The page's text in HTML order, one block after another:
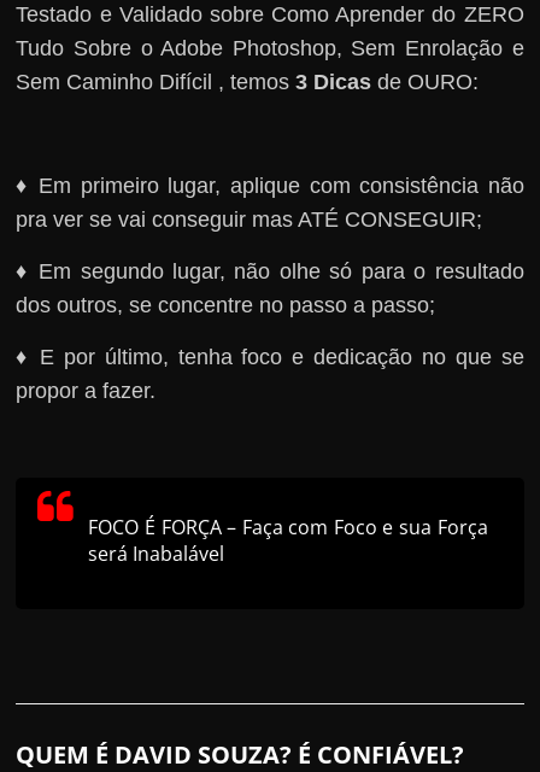
Testado e Validado sobre Como Aprender do ZERO
Tudo Sobre o Adobe Photoshop, Sem Enrolação e
Sem Caminho Difícil , temos3 Dicas de OURO:
♦ Em primeiro lugar, aplique com consistência não
pra ver se vai conseguir mas ATÉ CONSEGUIR;
♦ Em segundo lugar, não olhe só para o resultado
dos outros, se concentre no passo a passo;
♦ E por último, tenha foco e dedicação no que se
propor a fazer.
FOCO É FORÇA – Faça com Foco e sua Força
será Inabalável
QUEM É DAVID SOUZA? É CONFIÁVEL?